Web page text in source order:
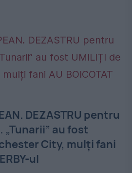
DEZASTRU pentru
au fost
City, mulți fani
ul